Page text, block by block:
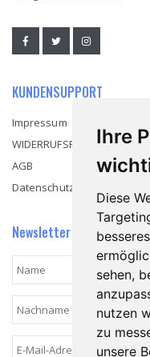
Ihre
Diese
sehen,
nutzen
zu
unsere
KUNDENSUPPORT
Impressum
WIDERRUFSRECHT
AGB
Datenschutzerklärung
Newsletter